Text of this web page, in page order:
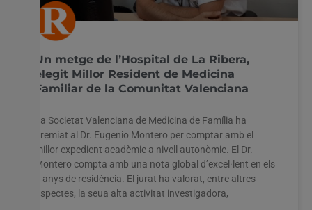
Un metge de l’Hospital de La Ribera,
elegit Millor Resident de Medicina
Familiar de la Comunitat Valenciana
La Societat Valenciana de Medicina de Família ha
premiat al Dr. Eugenio Montero per comptar amb el
millor expedient acadèmic a nivell autonòmic. El Dr.
Montero compta amb una nota global d’excel·lent en els
4 anys de residència. El jurat ha valorat, entre altres
aspectes, la seua alta activitat investigadora,